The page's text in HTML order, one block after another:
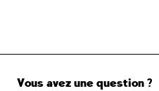
Vous avez une question ?